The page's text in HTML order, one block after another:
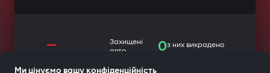
—
Захищені
авто
0з них викрадено
Ми цінуємо вашу конфіденційність